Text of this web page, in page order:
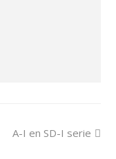
next
A-I en SD-I serie